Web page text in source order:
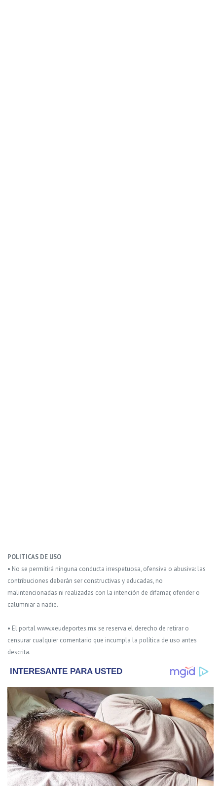
POLITICAS DE USO
• No se permitirá ninguna conducta irrespetuosa, ofensiva o abusiva: las
contribuciones deberán ser constructivas y educadas, no
malintencionadas ni realizadas con la intención de difamar, ofender o
calumniar a nadie.
• El portal www.xeudeportes.mx se reserva el derecho de retirar o
censurar cualquier comentario que incumpla la política de uso antes
descrita.